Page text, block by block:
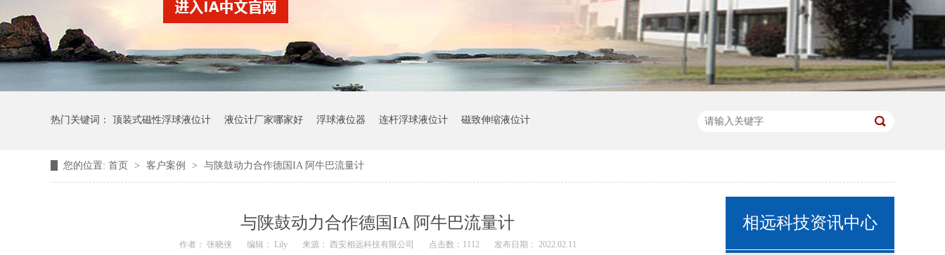
热门关键词： 顶装式磁性浮球液位计 液位计厂家哪家好 浮球液位器 连杆浮球液位计 磁致伸缩液位计
您的位置: 首页 > 客户案例 > 与陕鼓动力合作德国IA 阿牛巴流量计
与陕鼓动力合作德国IA 阿牛巴流量计
作者： 张晓侠 编辑： Lily 来源： 西安相远科技有限公司 点击数：1112 发布日期： 2022.02.11
相远科技资讯中心